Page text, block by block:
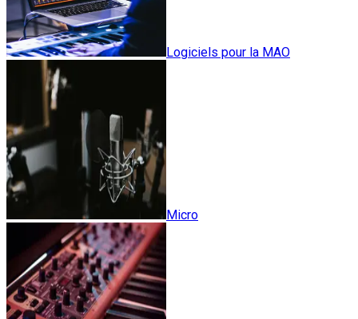
Logiciels pour la MAO
Micro